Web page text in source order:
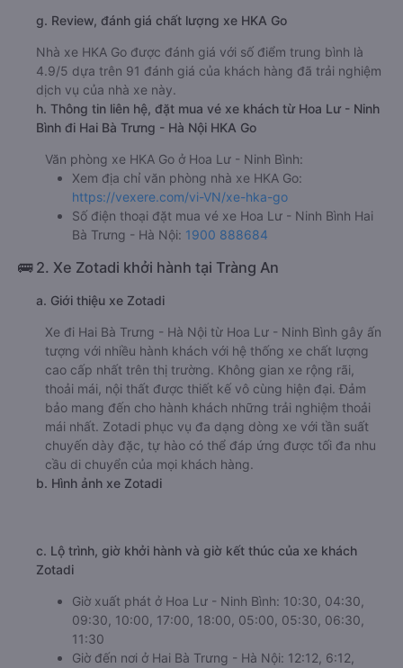
g. Review, đánh giá chất lượng xe HKA Go
Nhà xe HKA Go được đánh giá với số điểm trung bình là
4.9/5 dựa trên 91 đánh giá của khách hàng đã trải nghiệm
dịch vụ của nhà xe này.
h. Thông tin liên hệ, đặt mua vé xe khách từ Hoa Lư - Ninh
Bình đi Hai Bà Trưng - Hà Nội HKA Go
Văn phòng xe HKA Go ở Hoa Lư - Ninh Bình:
Xem địa chỉ văn phòng nhà xe HKA Go:
https://vexere.com/vi-VN/xe-hka-go
Số điện thoại đặt mua vé xe Hoa Lư - Ninh Bình Hai
Bà Trưng - Hà Nội: 1900 888684
🚌 2. Xe Zotadi khởi hành tại Tràng An
a. Giới thiệu xe Zotadi
Xe đi Hai Bà Trưng - Hà Nội từ Hoa Lư - Ninh Bình gây ấn
tượng với nhiều hành khách với hệ thống xe chất lượng
cao cấp nhất trên thị trường. Không gian xe rộng rãi,
thoải mái, nội thất được thiết kế vô cùng hiện đại. Đảm
bảo mang đến cho hành khách những trải nghiệm thoải
mái nhất. Zotadi phục vụ đa dạng dòng xe với tần suất
chuyến dày đặc, tự hào có thể đáp ứng được tối đa nhu
cầu di chuyển của mọi khách hàng.
b. Hình ảnh xe Zotadi
c. Lộ trình, giờ khởi hành và giờ kết thúc của xe khách
Zotadi
Giờ xuất phát ở Hoa Lư - Ninh Bình: 10:30, 04:30,
09:30, 10:00, 17:00, 18:00, 05:00, 05:30, 06:30,
11:30
Giờ đến nơi ở Hai Bà Trưng - Hà Nội: 12:12, 6:12,